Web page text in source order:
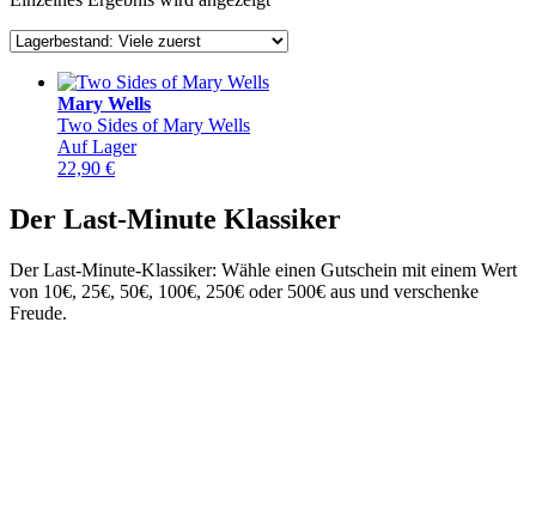
Mary Wells
Two Sides of Mary Wells
Auf Lager
22,90 €
Der Last-Minute Klassiker
Der Last-Minute-Klassiker: Wähle einen Gutschein mit einem Wert
von 10€, 25€, 50€, 100€, 250€ oder 500€ aus und verschenke
Freude.